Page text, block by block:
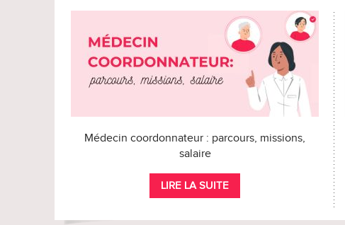
Médecin coordonnateur : parcours, missions,
salaire
LIRE LA SUITE